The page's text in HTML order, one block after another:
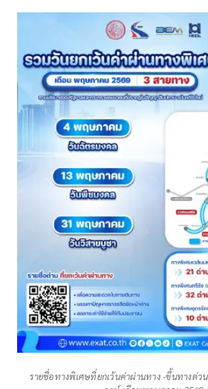
รายชื่อทางพิเศษที่ยกเว้นค่าผ่านทาง -ขึ้นทางด่